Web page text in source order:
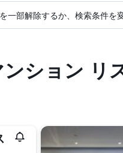
部解除するか、検索条件を
ション リ